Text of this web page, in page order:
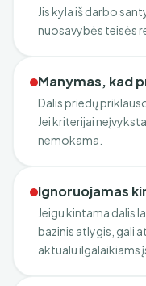
Jis kyla iš darbo
nuosavybės teisės
Manymas, kad
Dalis priedų
Jei kriterijai
nemokama.
Ignoruojamas
Jeigu kintama dalis
bazinis atlygis, gali
aktualu ilgalaikiams